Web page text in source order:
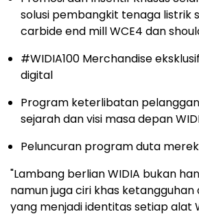
solusi pembangkit tenaga listrik
carbide end mill WCE4 dan
#WIDIA100 Merchandise
digital
Program keterlibatan
sejarah dan visi masa depan
Peluncuran program duta
"Lambang berlian WIDIA bukan
namun juga ciri khas
yang menjadi identitas setiap alat